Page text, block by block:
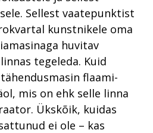
Sellest vaatepunktist
kunstnikele oma
huvitav
tegeleda. Kuid
flaami-
mis on ehk selle linna
Ükskõik, kuidas
ei ole – kas